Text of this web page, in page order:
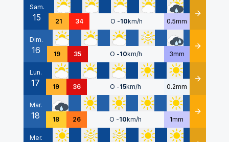
Sam.
15 21 34 O -10km/h 0.5mm Détails
Dim.
16 19 35 O -10km/h 3mm Détails
Lun.
17 19 36 O -15km/h 0.2mm Détails
Mar.
18 18 26 O -10km/h 1mm Détails
Mer.